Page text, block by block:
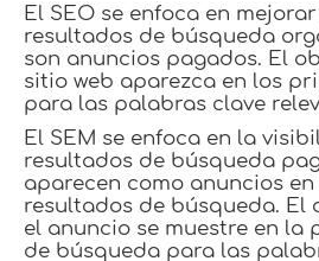
El SEO se enfoca en
resultados de búsqueda
son anuncios pagados. El
sitio web aparezca en los
para las palabras clave
El SEM se enfoca en la
resultados de búsqueda
aparecen como anuncios
resultados de búsqueda.
el anuncio se muestre en
de búsqueda para las